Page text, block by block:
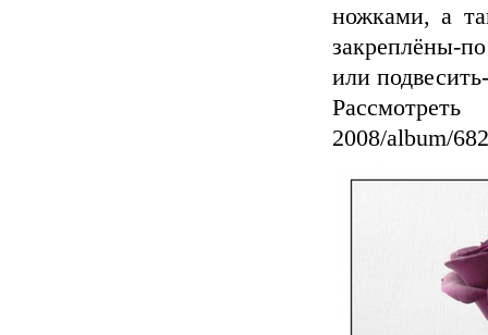
ножками, а
закреплёны-
или
Рассмотреть
2008/album/